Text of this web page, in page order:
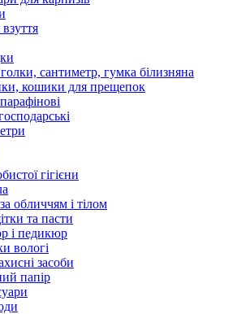
сантиметр, гумка білизняна
кошики для прещепок
гігієни
обличчям і тілом
та пасти
і педикюр
вологі
засоби
папір